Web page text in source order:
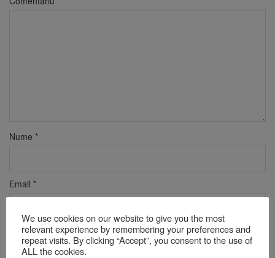
Nume *
Email *
Site web
We use cookies on our website to give you the most
relevant experience by remembering your preferences and
repeat visits. By clicking “Accept”, you consent to the use of
ALL the cookies.